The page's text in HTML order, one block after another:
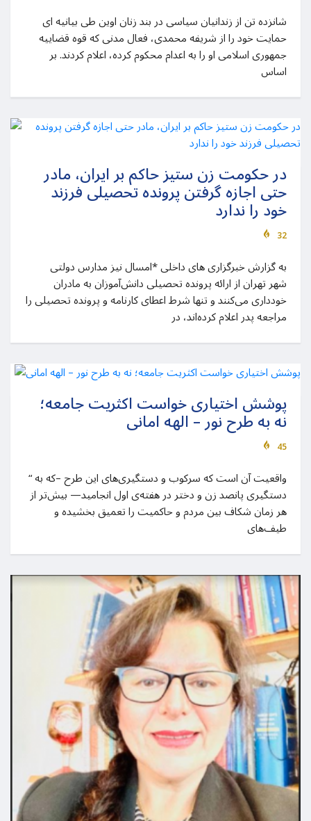
شانزده تن از زندانیان سیاسی در بند زنان اوین طی بیانیه ای
حمایت خود را از شریفه محمدی، فعال مدنی که قوه قضاییه
جمهوری اسلامی او را به اعدام محکوم کرده، اعلام کردند. بر
اساس
در حکومت زن ستیز حاکم بر ایران، مادر
حتی اجازه گرفتن پرونده تحصیلی فرزند
خود را ندارد
32
شهر تهران از ارائه پرونده تحصیلی دانش‌آموزان به مادران
خودداری می‌کنند و تنها شرط اعطای کارنامه و پرونده تحصیلی را
مراجعه پدر اعلام کرده‌اند، در
پوشش اختیاری خواست اکثریت جامعه؛
نه به طرح نور – الهه امانی
45
“ واقعیت آن است که سرکوب و دستگیری‌های این طرح –که به
دستگیری پانصد زن و دختر در هفته‌ی اول انجامید— بیش‌تر از
هر زمان شکاف بین مردم و حاکمیت را تعمیق بخشیده و
طیف‌های